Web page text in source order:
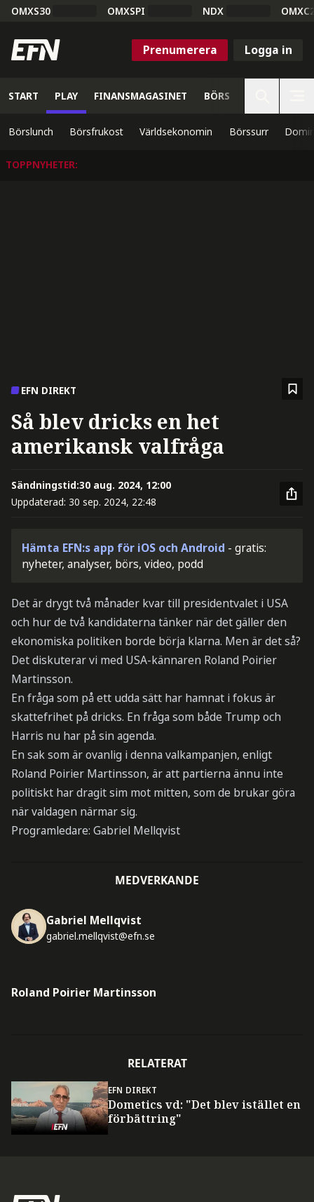
OMXS30 OMXSPI NDX
Prenumerera Logga in
START PLAY FINANSMAGASINET BÖRS
Börslunch Börsfrukost Världsekonomin Börssurr
TOPPNYHETER:
EFN DIREKT
Så blev dricks en het
amerikansk valfråga
Sändningstid:30 aug. 2024, 12:00
Uppdaterad: 30 sep. 2024, 22:48
Hämta EFN:s app för iOS och Android - gratis:
nyheter, analyser, börs, video, podd
Det är drygt två månader kvar till presidentvalet i USA
och hur de två kandidaterna tänker när det gäller den
ekonomiska politiken borde börja klarna. Men är det så?
Det diskuterar vi med USA-kännaren Roland Poirier
Martinsson.
En fråga som på ett udda sätt har hamnat i fokus är
skattefrihet på dricks. En fråga som både Trump och
Harris nu har på sin agenda.
En sak som är ovanlig i denna valkampanjen, enligt
Roland Poirier Martinsson, är att partierna ännu inte
politiskt har dragit sim mot mitten, som de brukar göra
när valdagen närmar sig.
Programledare: Gabriel Mellqvist
MEDVERKANDE
Gabriel Mellqvist
gabriel.mellqvist@efn.se
Roland Poirier Martinsson
RELATERAT
EFN DIREKT
Dometics vd: "Det blev istället en
förbättring"